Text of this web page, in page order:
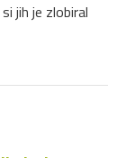
jih je zlobiral